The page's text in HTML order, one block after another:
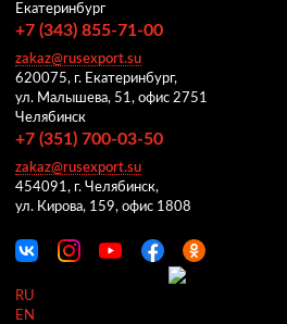
Екатеринбург
+7 (343) 855-71-00
zakaz@rusexport.su
620075, г. Екатеринбург,
ул. Малышева, 51, офис 2751
Челябинск
+7 (351) 700-03-50
zakaz@rusexport.su
454091, г. Челябинск,
ул. Кирова, 159, офис 1808
RU
EN